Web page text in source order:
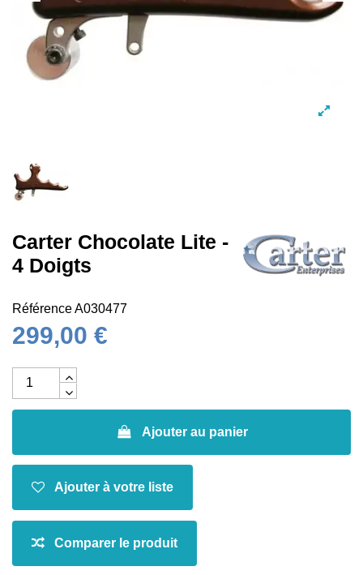
Carter Chocolate Lite -
4 Doigts
RéférenceA030477
299,00 €
Ajouter au panier